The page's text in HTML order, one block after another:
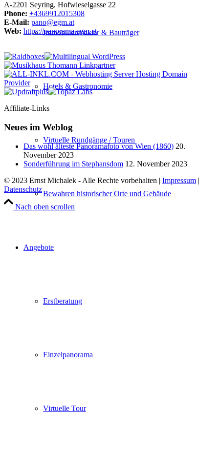
Immobilienmakler & Bauträger
Hotels & Gastronomie
Virtuelle Rundgänge / Touren
Bewahren historischer Orte und Gebäude
Angebote
Erstberatung
Einzelpanorama
Virtuelle Tour
A-2201 Seyring, Hofwieselgasse 22
Phone: +4369912015308
E-Mail: pano@egm.at
Web: https://panorama.egm.at
Affiliate-Links
Neues im Weblog
Das wohl älteste Panoramafoto von Wien (1860) 20.
November 2023
Sonderführung im Stephansdom 12. November 2023
© 2023 Ernst Michalek - Alle Rechte vorbehalten | Impressum |
Datenschutz
Nach oben scrollen